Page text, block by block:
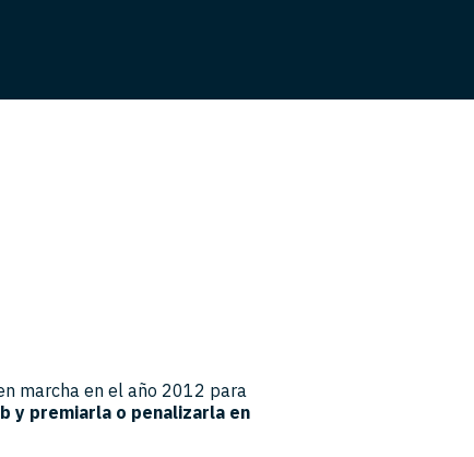
marcha en el año 2012 para
y premiarla o penalizarla en